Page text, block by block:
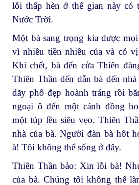
lỗi thấp hèn ở thế gian này có
Nước Trời.
Một bà sang trọng kia được
vì nhiều tiền nhiều của và có
Khi chết, bà đến cửa Thiên
Thiên Thần đến dẫn bà đến
dãy phố đẹp hoành tráng rồi
ngoại ô đến một cánh đồng
một túp lều siêu vẹo. Thiên
nhà của bà. Người đàn bà hốt
à! Tôi không thể sống ở đây.
Thiên Thần bảo: Xin lỗi bà!
của bà. Chúng tôi không thể